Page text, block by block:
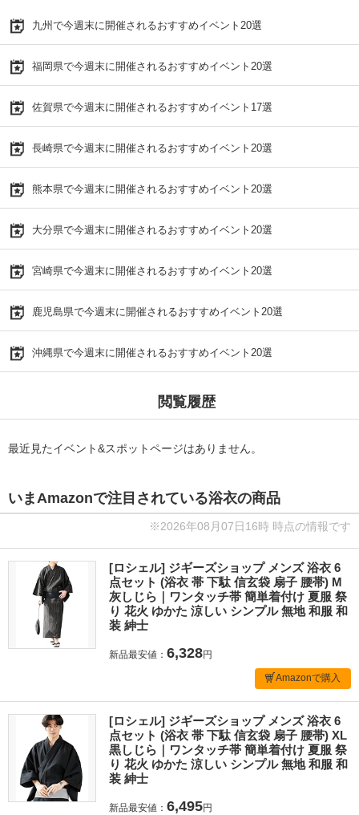
九州で今週末に開催されるおすすめイベント20選
福岡県で今週末に開催されるおすすめイベント20選
佐賀県で今週末に開催されるおすすめイベント17選
長崎県で今週末に開催されるおすすめイベント20選
熊本県で今週末に開催されるおすすめイベント20選
大分県で今週末に開催されるおすすめイベント20選
宮崎県で今週末に開催されるおすすめイベント20選
鹿児島県で今週末に開催されるおすすめイベント20選
沖縄県で今週末に開催されるおすすめイベント20選
閲覧履歴
最近見たイベント&スポットページはありません。
いまAmazonで注目されている浴衣の商品
※2026年08月07日16時 時点の情報です
[ロシェル] ジギーズショップ メンズ 浴衣 6
点セット (浴衣 帯 下駄 信玄袋 扇子 腰帯) M
灰しじら｜ワンタッチ帯 簡単着付け 夏服 祭
り 花火 ゆかた 涼しい シンプル 無地 和服 和
装 紳士
新品最安値： 6,328円
Amazonで購入
[ロシェル] ジギーズショップ メンズ 浴衣 6
点セット (浴衣 帯 下駄 信玄袋 扇子 腰帯) XL
黒しじら｜ワンタッチ帯 簡単着付け 夏服 祭
り 花火 ゆかた 涼しい シンプル 無地 和服 和
装 紳士
新品最安値： 6,495円